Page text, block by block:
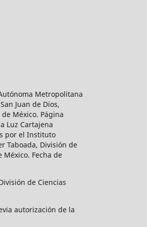
Metropolitana
Juan de Dios,
México. Página
Luz Cartajena
por el Instituto
Taboada, División de
México. Fecha de
de Ciencias
autorización de la